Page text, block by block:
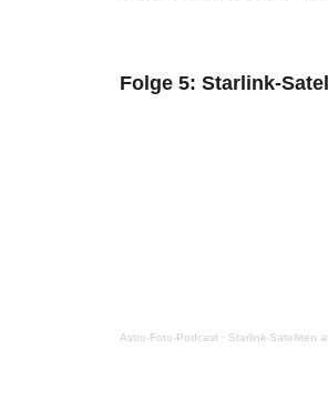
Folge 5: Starlink-
Astro-Foto-Podcast · Starlink-Satelliten